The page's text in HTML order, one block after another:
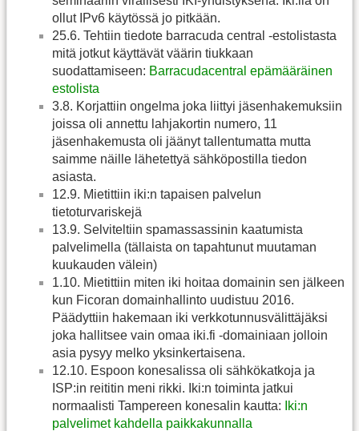
ollut IPv6 käytössä jo pitkään.
25.6. Tehtiin tiedote barracuda central -estolistasta
mitä jotkut käyttävät väärin tiukkaan
suodattamiseen: Barracudacentral epämääräinen
estolista
3.8. Korjattiin ongelma joka liittyi jäsenhakemuksiin
joissa oli annettu lahjakortin numero, 11
jäsenhakemusta oli jäänyt tallentumatta mutta
saimme näille lähetettyä sähköpostilla tiedon
asiasta.
12.9. Mietittiin iki:n tapaisen palvelun
tietoturvariskejä
13.9. Selviteltiin spamassassinin kaatumista
palvelimella (tällaista on tapahtunut muutaman
kuukauden välein)
1.10. Mietittiin miten iki hoitaa domainin sen jälkeen
kun Ficoran domainhallinto uudistuu 2016.
Päädyttiin hakemaan iki verkkotunnusvälittäjäksi
joka hallitsee vain omaa iki.fi -domainiaan jolloin
asia pysyy melko yksinkertaisena.
12.10. Espoon konesalissa oli sähkökatkoja ja
ISP:in reititin meni rikki. Iki:n toiminta jatkui
normaalisti Tampereen konesalin kautta:
Iki:n
palvelimet kahdella paikkakunnalla